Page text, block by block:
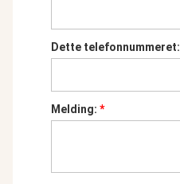
Dette telefonnummeret:
Melding: *